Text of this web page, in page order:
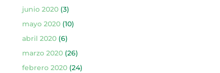
junio 2020(3)
mayo 2020(10)
abril 2020(6)
marzo 2020(26)
febrero 2020(24)